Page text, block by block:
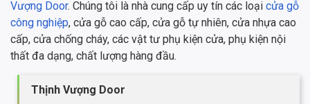
Vượng Door. Chúng tôi là nhà cung cấp uy tín các loại cửa gỗ
công nghiệp, cửa gỗ cao cấp, cửa gỗ tự nhiên, cửa nhựa cao
cấp, cửa chống cháy, các vật tư phụ kiện cửa, phụ kiện nội
thất đa dạng, chất lượng hàng đầu.
Thịnh Vượng Door